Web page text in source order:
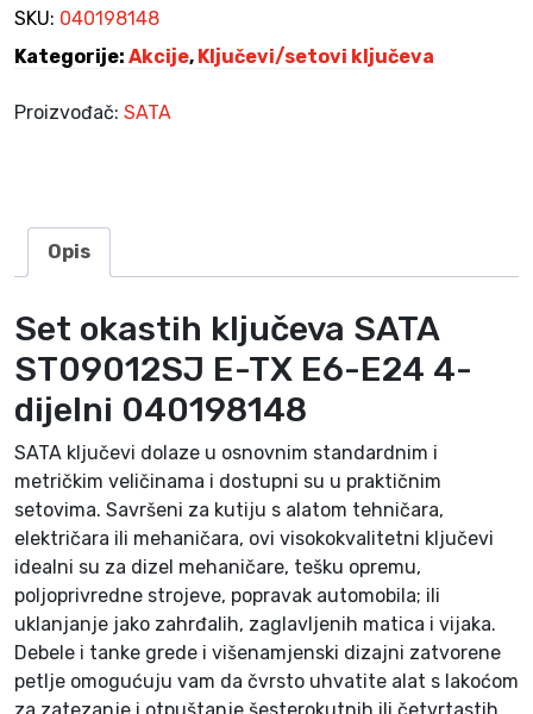
v
S
A
9
1
2
S
J
E
E
-
E
4
SKU: 040198148
Kategorije: Akcije, Ključevi/setovi ključeva
Proizvođač: SATA
Opis
Set okastih ključeva SATA
ST09012SJ E-TX E6-E24 4-
dijelni 040198148
SATA ključevi dolaze u osnovnim standardnim i
metričkim veličinama i dostupni su u praktičnim
setovima. Savršeni za kutiju s alatom tehničara,
električara ili mehaničara, ovi visokokvalitetni ključevi
idealni su za dizel mehaničare, tešku opremu,
poljoprivredne strojeve, popravak automobila; ili
uklanjanje jako zahrđalih, zaglavljenih matica i vijaka.
Debele i tanke grede i višenamjenski dizajni zatvorene
petlje omogućuju vam da čvrsto uhvatite alat s lakoćom